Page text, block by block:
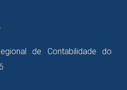
de Contabilidade do